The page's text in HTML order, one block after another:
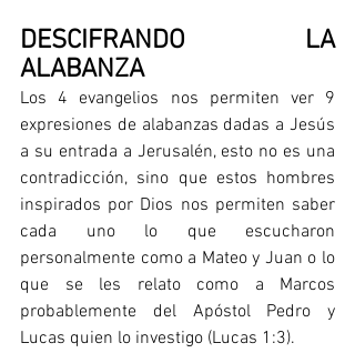
DESCIFRANDO LA
ALABANZA
Los 4 evangelios nos permiten ver 9
expresiones de alabanzas dadas a Jesús
a su entrada a Jerusalén, esto no es una
contradicción, sino que estos hombres
inspirados por Dios nos permiten saber
cada uno lo que escucharon
personalmente como a Mateo y Juan o lo
que se les relato como a Marcos
probablemente del Apóstol Pedro y
Lucas quien lo investigo (Lucas 1:3).